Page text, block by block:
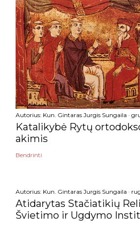
Autorius: Kun. Gintaras Jurgis Sungaila
Katalikybė Rytų
akimis
Bendrinti
Autorius: Kun. Gintaras Jurgis Sungaila
Atidarytas Stačiatikių
Švietimo ir Ugdymo